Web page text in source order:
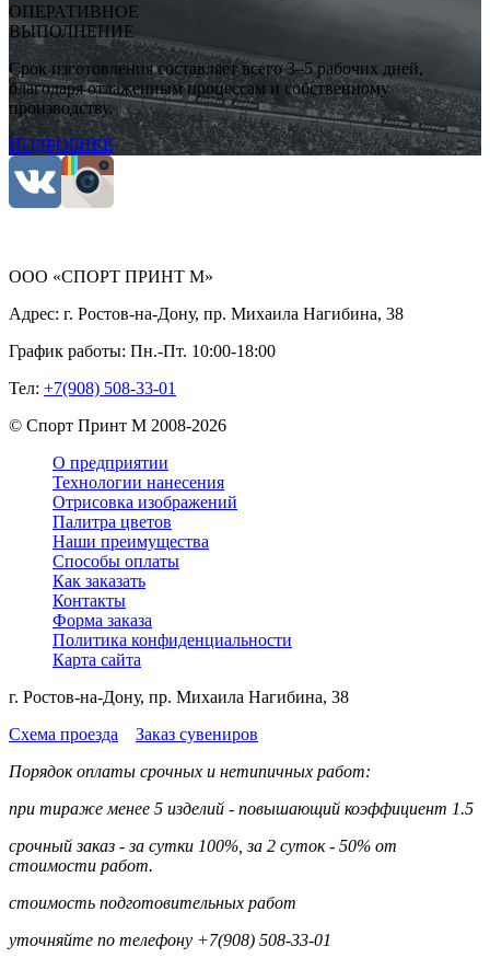
ОПЕРАТИВНОЕ
ВЫПОЛНЕНИЕ
Срок изготовления составляет всего 3–5 рабочих дней,
благодаря отлаженным процессам и собственному
производству.
ПОДРОБНЕЕ
ООО «СПОРТ ПРИНТ М»
Адрес: г. Ростов-на-Дону, пр. Михаила Нагибина, 38
График работы: Пн.-Пт. 10:00-18:00
Тел: +7(908) 508-33-01
© Спорт Принт М 2008-2026
О предприятии
Технологии нанесения
Отрисовка изображений
Палитра цветов
Наши преимущества
Способы оплаты
Как заказать
Контакты
Форма заказа
Политика конфиденциальности
Карта сайта
г. Ростов-на-Дону, пр. Михаила Нагибина, 38
Схема проезда
Заказ сувениров
Порядок оплаты срочных и нетипичных работ:
при тираже менее 5 изделий - повышающий коэффициент 1.5
срочный заказ - за сутки 100%, за 2 суток - 50% от
стоимости работ.
стоимость подготовительных работ
уточняйте по телефону +7(908) 508-33-01